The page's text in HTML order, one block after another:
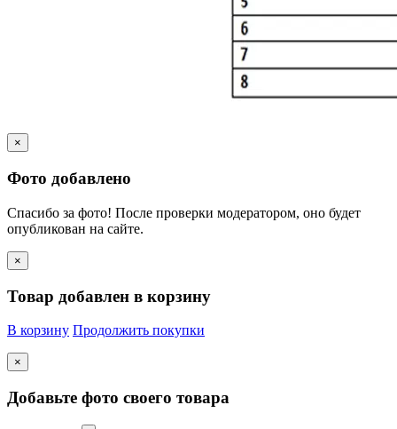
×
Фото добавлено
Спасибо за фото! После проверки модератором, оно будет
опубликован на сайте.
×
Товар добавлен в корзину
В корзину Продолжить покупки
×
Добавьте фото своего товара